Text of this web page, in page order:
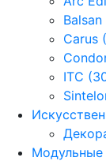
Balsan
Carus
ITC